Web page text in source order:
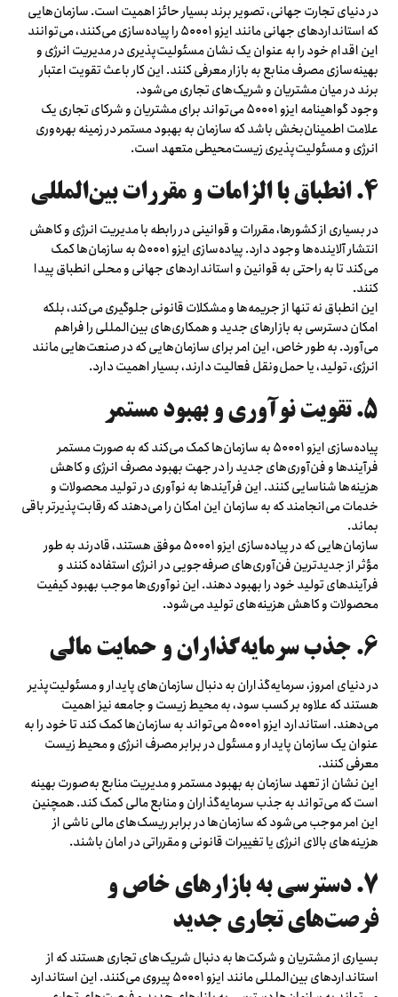
در دنیای تجارت جهانی، تصویر برند بسیار حائز اهمیت است. سازمان‌هایی
که استانداردهای جهانی مانند ایزو ۵۰۰۰۱ را پیاده‌سازی می‌کنند، می‌توانند
این اقدام خود را به عنوان یک نشان مسئولیت‌پذیری در مدیریت انرژی و
بهینه‌سازی مصرف منابع به بازار معرفی کنند. این کار باعث تقویت اعتبار
برند در میان مشتریان و شریک‌های تجاری می‌شود.
وجود گواهینامه ایزو ۵۰۰۰۱ می‌تواند برای مشتریان و شرکای تجاری یک
علامت اطمینان‌بخش باشد که سازمان به بهبود مستمر در زمینه بهره‌وری
انرژی و مسئولیت‌پذیری زیست‌محیطی متعهد است.
۴. انطباق با الزامات و مقررات بین‌المللی
در بسیاری از کشورها، مقررات و قوانینی در رابطه با مدیریت انرژی و کاهش
انتشار آلاینده‌ها وجود دارد. پیاده‌سازی ایزو ۵۰۰۰۱ به سازمان‌ها کمک
می‌کند تا به راحتی به قوانین و استانداردهای جهانی و محلی انطباق پیدا
کنند.
این انطباق نه تنها از جریمه‌ها و مشکلات قانونی جلوگیری می‌کند، بلکه
امکان دسترسی به بازارهای جدید و همکاری‌های بین‌المللی را فراهم
می‌آورد. به طور خاص، این امر برای سازمان‌هایی که در صنعت‌هایی مانند
انرژی، تولید، یا حمل‌ونقل فعالیت دارند، بسیار اهمیت دارد.
۵. تقویت نوآوری و بهبود مستمر
پیاده‌سازی ایزو ۵۰۰۰۱ به سازمان‌ها کمک می‌کند که به صورت مستمر
فرآیندها و فن‌آوری‌های جدید را در جهت بهبود مصرف انرژی و کاهش
هزینه‌ها شناسایی کنند. این فرآیندها به نوآوری در تولید محصولات و
خدمات می‌انجامند که به سازمان این امکان را می‌دهند که رقابت‌پذیرتر باقی
بماند.
سازمان‌هایی که در پیاده‌سازی ایزو ۵۰۰۰۱ موفق هستند، قادرند به طور
مؤثر از جدیدترین فن‌آوری‌های صرفه‌جویی در انرژی استفاده کنند و
فرآیندهای تولید خود را بهبود دهند. این نوآوری‌ها موجب بهبود کیفیت
محصولات و کاهش هزینه‌های تولید می‌شود.
۶. جذب سرمایه‌گذاران و حمایت مالی
در دنیای امروز، سرمایه‌گذاران به دنبال سازمان‌های پایدار و مسئولیت‌پذیر
هستند که علاوه بر کسب سود، به محیط زیست و جامعه نیز اهمیت
می‌دهند. استاندارد ایزو ۵۰۰۰۱ می‌تواند به سازمان‌ها کمک کند تا خود را به
عنوان یک سازمان پایدار و مسئول در برابر مصرف انرژی و محیط زیست
معرفی کنند.
این نشان از تعهد سازمان به بهبود مستمر و مدیریت منابع به‌صورت بهینه
است که می‌تواند به جذب سرمایه‌گذاران و منابع مالی کمک کند. همچنین
این امر موجب می‌شود که سازمان‌ها در برابر ریسک‌های مالی ناشی از
هزینه‌های بالای انرژی یا تغییرات قانونی و مقرراتی در امان باشند.
۷. دسترسی به بازارهای خاص و
فرصت‌های تجاری جدید
بسیاری از مشتریان و شرکت‌ها به دنبال شریک‌های تجاری هستند که از
استانداردهای بین‌المللی مانند ایزو ۵۰۰۰۱ پیروی می‌کنند. این استاندارد